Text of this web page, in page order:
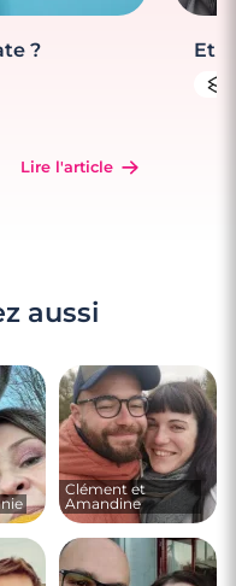
?
Lire l'article
Et
aussi
Clément et
Amandine